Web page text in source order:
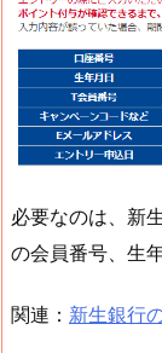
必要なのは、新
の会員番号、生
関連： 新生銀行